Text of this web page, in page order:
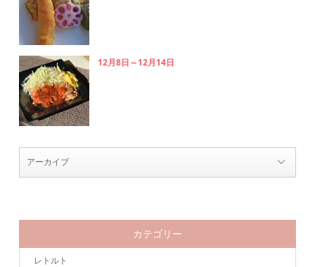
12月8日～12月14日
カテゴリー
レトルト